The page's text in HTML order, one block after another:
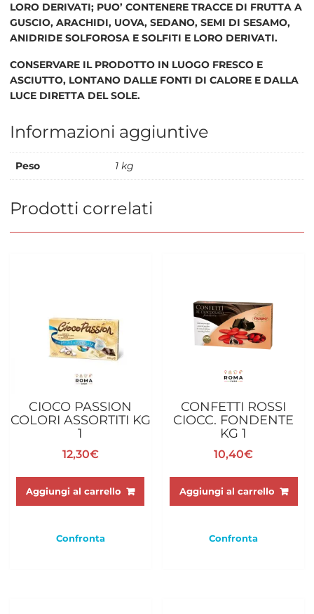
LORO DERIVATI; PUO’ CONTENERE TRACCE DI FRUTTA A
GUSCIO, ARACHIDI, UOVA, SEDANO, SEMI DI SESAMO,
ANIDRIDE SOLFOROSA E SOLFITI E LORO DERIVATI.
CONSERVARE IL PRODOTTO IN LUOGO FRESCO E
ASCIUTTO, LONTANO DALLE FONTI DI CALORE E DALLA
LUCE DIRETTA DEL SOLE.
Informazioni aggiuntive
Peso 1 kg
Prodotti correlati
CIOCO PASSION
COLORI ASSORTITI KG
1
12,30€
Aggiungi al carrello
Confronta
CONFETTI ROSSI
CIOCC. FONDENTE
KG 1
10,40€
Aggiungi al carrello
Confronta